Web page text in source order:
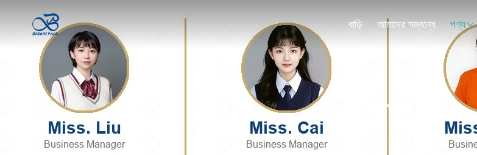
বাড়ি আমাদের সম্বন্ধে পণ্য
পণ্যের বিবরণ